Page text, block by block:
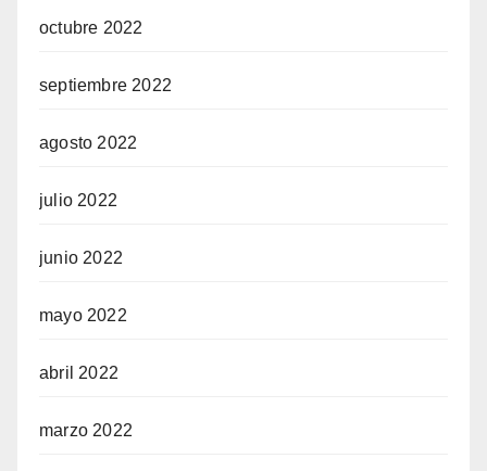
octubre 2022
septiembre 2022
agosto 2022
julio 2022
junio 2022
mayo 2022
abril 2022
marzo 2022